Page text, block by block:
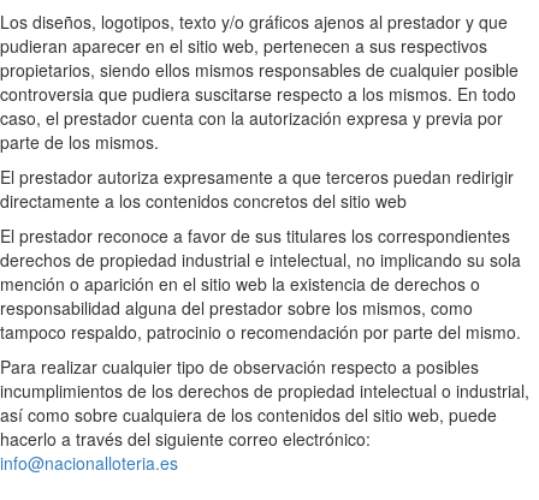
Los diseños, logotipos, texto y/o gráficos ajenos al prestador y que
pudieran aparecer en el sitio web, pertenecen a sus respectivos
propietarios, siendo ellos mismos responsables de cualquier posible
controversia que pudiera suscitarse respecto a los mismos. En todo
caso, el prestador cuenta con la autorización expresa y previa por
parte de los mismos.
El prestador autoriza expresamente a que terceros puedan redirigir
directamente a los contenidos concretos del sitio web
El prestador reconoce a favor de sus titulares los correspondientes
derechos de propiedad industrial e intelectual, no implicando su sola
mención o aparición en el sitio web la existencia de derechos o
responsabilidad alguna del prestador sobre los mismos, como
tampoco respaldo, patrocinio o recomendación por parte del mismo.
Para realizar cualquier tipo de observación respecto a posibles
incumplimientos de los derechos de propiedad intelectual o industrial,
así como sobre cualquiera de los contenidos del sitio web, puede
hacerlo a través del siguiente correo electrónico:
info@nacionalloteria.es